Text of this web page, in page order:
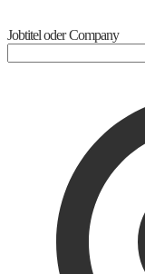
Jobtitel oder Company